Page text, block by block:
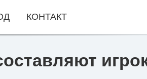
КОНТАКТ